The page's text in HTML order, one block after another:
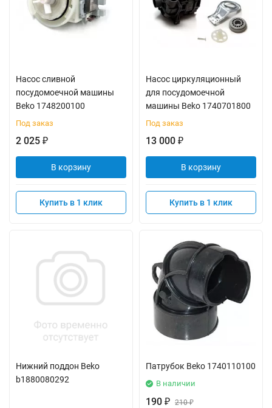
Насос сливной
посудомоечной машины
Beko 1748200100
Под заказ
2 025 ₽
В корзину
Купить в 1 клик
Насос циркуляционный
для посудомоечной
машины Beko 1740701800
Под заказ
13 000 ₽
В корзину
Купить в 1 клик
Нижний поддон Beko
b1880080292
Патрубок Beko 1740110100
В наличии
190 ₽ 210₽